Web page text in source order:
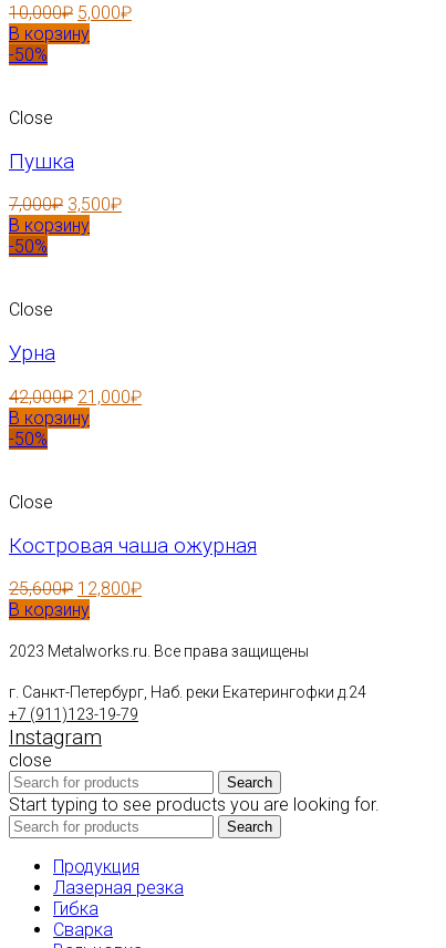
10,000₽ 5,000₽
В корзину
-50%
Close
Пушка
7,000₽ 3,500₽
В корзину
-50%
Close
Урна
42,000₽ 21,000₽
В корзину
-50%
Close
Костровая чаша ожурная
25,600₽ 12,800₽
В корзину
2023 Metalworks.ru. Все права защищены
г. Санкт-Петербург, Наб. реки Екатерингофки д.24
+7 (911)123-19-79
Instagram
close
Search
Start typing to see products you are looking for.
Search
Продукция
Лазерная резка
Гибка
Сварка